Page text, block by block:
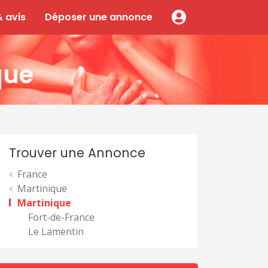
avis Déposer une annonce
Trouver une Annonce
France
Martinique
Martinique
Fort-de-France
Le Lamentin